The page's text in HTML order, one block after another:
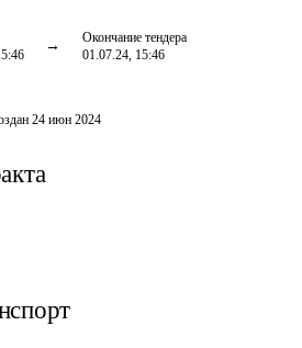
Окончание тендера
01.07.24, 15:46
24 июн 2024